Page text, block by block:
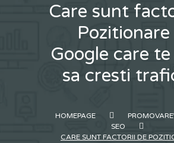
Care sunt
Pozitionare
Google care
sa cresti
HOMEPAGE
SEO
CARE SUNT FACTORII DE